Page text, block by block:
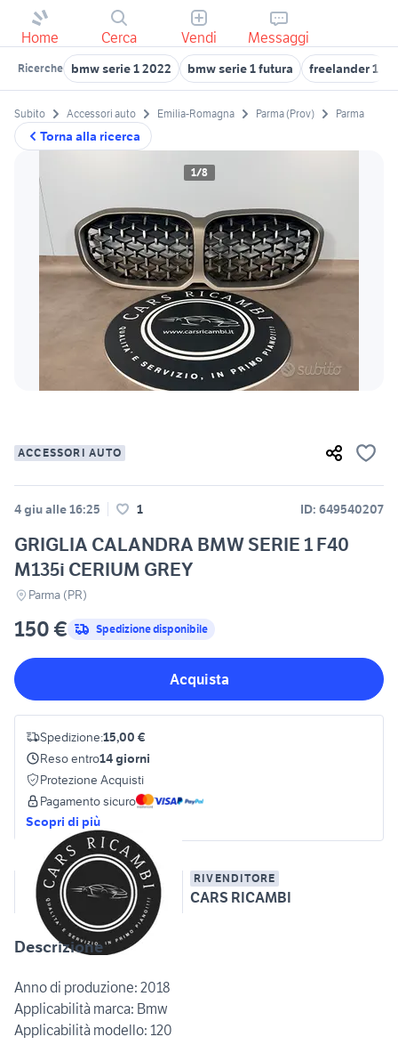
Home Cerca Vendi Messaggi
Ricerche bmw serie 1 2022 bmw serie 1 futura freelander 1
Torna alla ricerca
Subito Accessori auto Emilia-Romagna Parma (Prov) Parma
1/8
ACCESSORI AUTO
4 giu alle 16:25 1 ID: 649540207
GRIGLIA CALANDRA BMW SERIE 1 F40
M135i CERIUM GREY
Parma (PR)
150 € Spedizione disponibile
Acquista
Spedizione:15,00 €
Reso entro14 giorni
Protezione Acquisti
Pagamento sicuro
Scopri di più
RIVENDITORE
CARS RICAMBI
Descrizione
Anno di produzione: 2018
Applicabilità marca: Bmw
Applicabilità modello: 120